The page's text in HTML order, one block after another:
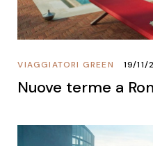
VIAGGIATORI GREEN 19/11/
Nuove terme a